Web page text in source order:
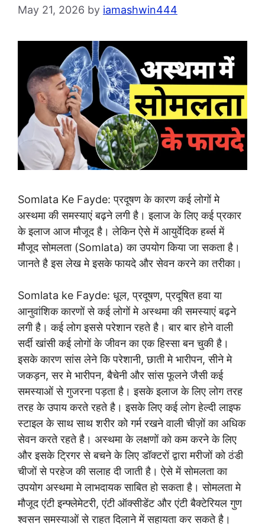
May 21, 2026 by iamashwin444
Somlata Ke Fayde: प्रदूषण के कारण कई लोगों मे
अस्थमा की समस्याएं बढ़ने लगी है। इलाज के लिए कई प्रकार
के इलाज आज मौजूद है। लेकिन ऐसे में आयुर्वेदिक हर्ब्स में
मौजूद सोमलता (Somlata) का उपयोग किया जा सकता है।
जानते है इस लेख मे इसके फायदे और सेवन करने का तरीका।
Somlata ke Fayde: धूल, प्रदूषण, प्रदूषित हवा या
आनुवांशिक कारणों से कई लोगों मे अस्थमा की समस्याएं बढ़ने
लगी है। कई लोग इससे परेशान रहते है। बार बार होने वाली
सर्दी खांसी कई लोगों के जीवन का एक हिस्सा बन चुकी है।
इसके कारण सांस लेने कि परेशानी, छाती मे भारीपन, सीने मे
जकड़न, सर मे भारीपन, बैचेनी और सांस फूलने जैसी कई
समस्याओं से गुजरना पड़ता है। इसके इलाज के लिए लोग तरह
तरह के उपाय करते रहते है। इसके लिए कई लोग हेल्दी लाइफ
स्टाइल के साथ साथ शरीर को गर्म रखने वाली चीज़ों का अधिक
सेवन करते रहते है। अस्थमा के लक्षणों को कम करने के लिए
और इसके ट्रिगर से बचने के लिए डॉक्टरों द्वारा मरीजों को ठंडी
चीजों से परहेज की सलाह दी जाती है। ऐसे में सोमलता का
उपयोग अस्थमा मे लाभदायक साबित हो सकता है। सोमलता मे
मौजूद एंटी इन्फ्लेमेटरी, एंटी ऑक्सीडेंट और एंटी बैक्टेरियल गुण
श्वसन समस्याओं से राहत दिलाने में सहायता कर सकते है।